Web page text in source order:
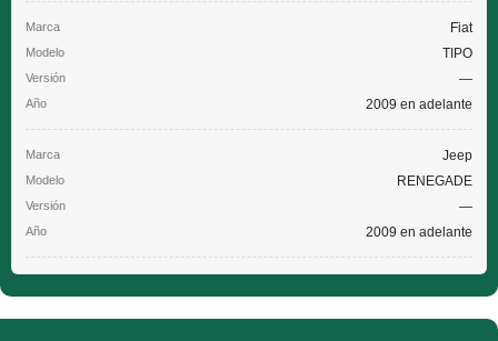
Fiat
TIPO
—
2009 en adelante
Jeep
RENEGADE
—
2009 en adelante